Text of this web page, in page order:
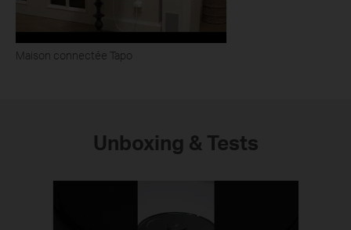
Maison connectée Tapo
Unboxing & Tests